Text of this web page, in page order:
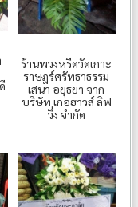
ร้านพวงหรีดวัดเกาะ
ราษฎร์ศรัทธาธรรม
เสนา อยุธยา จาก
บริษัท เกอฮาวส์ ลิฟ
วิ่ง จำกัด